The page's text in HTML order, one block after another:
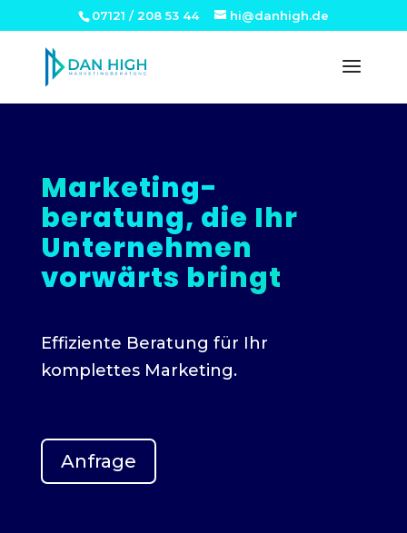
07121 / 208 53 44 hi@danhigh.de
Marketing-
beratung, die Ihr
Unternehmen
vorwärts bringt
Effiziente Beratung für Ihr
komplettes Marketing.
Anfrage